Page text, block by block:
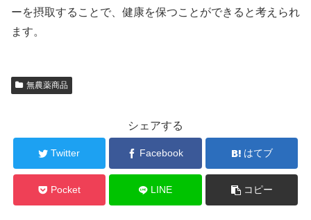
ーを摂取することで、健康を保つことができると考えられ
ます。
無農薬商品
シェアする
Twitter Facebook はてブ
Pocket LINE コピー